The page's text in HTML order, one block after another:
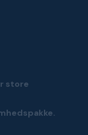
store